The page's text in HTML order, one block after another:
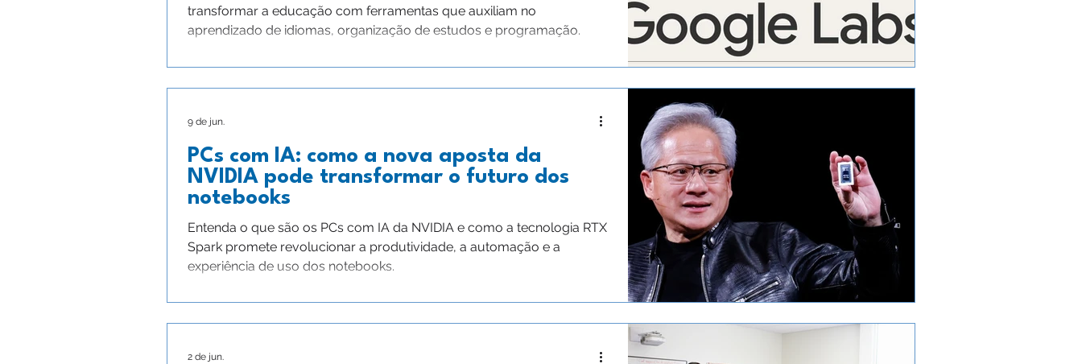
transformar a educação com ferramentas que auxiliam no
aprendizado de idiomas, organização de estudos e programação.
PCs com IA: como a nova aposta da
NVIDIA pode transformar o futuro dos
notebooks
Entenda o que são os PCs com IA da NVIDIA e como a tecnologia RTX
Spark promete revolucionar a produtividade, a automação e a
experiência de uso dos notebooks.
9 de jun.
2 de jun.